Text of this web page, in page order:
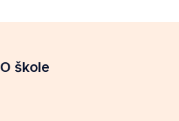
O škole